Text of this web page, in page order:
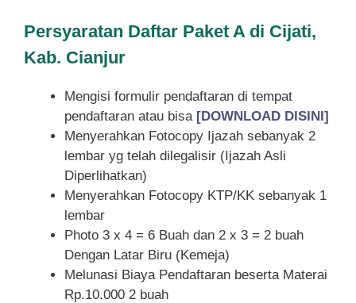
Persyaratan Daftar Paket A di Cijati,
Kab. Cianjur
Mengisi formulir pendaftaran di tempat
pendaftaran atau bisa [DOWNLOAD DISINI]
Menyerahkan Fotocopy Ijazah sebanyak 2
lembar yg telah dilegalisir (Ijazah Asli
Diperlihatkan)
Menyerahkan Fotocopy KTP/KK sebanyak 1
lembar
Photo 3 x 4 = 6 Buah dan 2 x 3 = 2 buah
Dengan Latar Biru (Kemeja)
Melunasi Biaya Pendaftaran beserta Materai
Rp.10.000 2 buah